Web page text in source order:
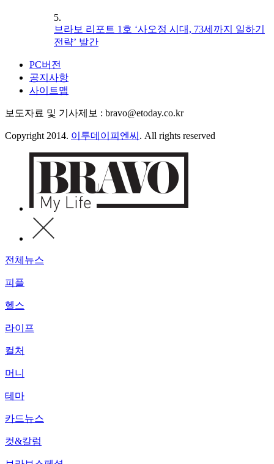
5.
브라보 리포트 1호 ‘사오정 시대, 73세까지 일하기
전략’ 발간
PC버전
공지사항
사이트맵
보도자료 및 기사제보 : bravo@etoday.co.kr
Copyright 2014. 이투데이피엔씨 . All rights reserved
전체뉴스
피플
헬스
라이프
컬처
머니
테마
카드뉴스
컷&칼럼